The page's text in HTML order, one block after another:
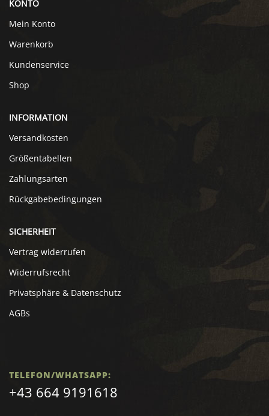
KONTO
Mein Konto
Warenkorb
Kundenservice
Shop
INFORMATION
Versandkosten
Größentabellen
Zahlungsarten
Rückgabebedingungen
SICHERHEIT
Vertrag widerrufen
Widerrufsrecht
Privatsphäre & Datenschutz
AGBs
TELEFON/WHATSAPP:
+43 664 9191618